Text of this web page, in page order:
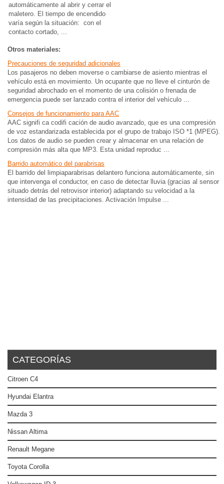
automáticamente al abrir y cerrar el
maletero. El tiempo de encendido
varía según la situación: con el
contacto cortado, ...
Otros materiales:
Precauciones de seguridad adicionales
Los pasajeros no deben moverse o cambiarse de asiento mientras el
vehículo está en movimiento. Un ocupante que no lleve el cinturón de
seguridad abrochado en el momento de una colisión o frenada de
emergencia puede ser lanzado contra el interior del vehículo ...
Consejos de funcionamiento para AAC
AAC signifi ca codifi cación de audio avanzado, que es una compresión
de voz estandarizada establecida por el grupo de trabajo ISO *1 (MPEG).
Los datos de audio se pueden crear y almacenar en una relación de
compresión más alta que MP3. Esta unidad reproduc ...
Barrido automático del parabrisas
El barrido del limpiaparabrisas delantero funciona automáticamente, sin
que intervenga el conductor, en caso de detectar lluvia (gracias al sensor
situado detrás del retrovisor interior) adaptando su velocidad a la
intensidad de las precipitaciones. Activación Impulse ...
CATEGORÍAS
Citroen C4
Hyundai Elantra
Mazda 3
Nissan Altima
Renault Megane
Toyota Corolla